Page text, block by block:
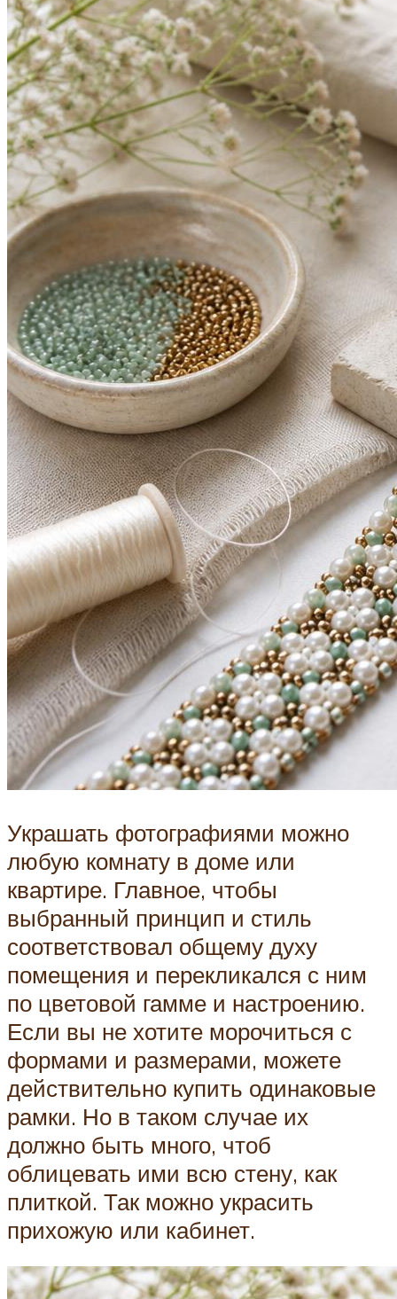
Украшать фотографиями можно
любую комнату в доме или
квартире. Главное, чтобы
выбранный принцип и стиль
соответствовал общему духу
помещения и перекликался с ним
по цветовой гамме и настроению.
Если вы не хотите морочиться с
формами и размерами, можете
действительно купить одинаковые
рамки. Но в таком случае их
должно быть много, чтоб
облицевать ими всю стену, как
плиткой. Так можно украсить
прихожую или кабинет.